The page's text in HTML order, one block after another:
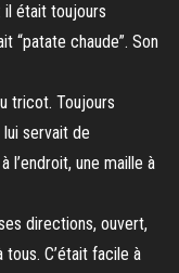
il était toujours
“patate chaude”. Son
tricot. Toujours
servait de
l’endroit, une maille à
directions, ouvert,
C’était facile à